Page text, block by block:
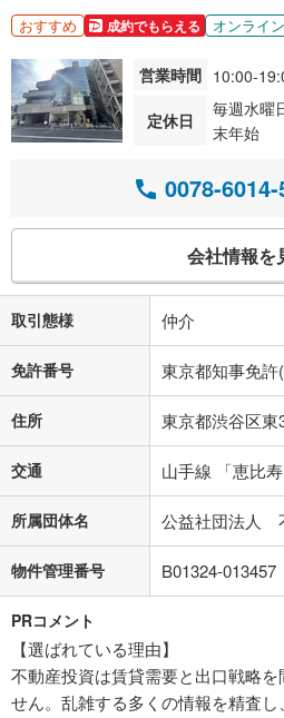
おすすめ 成約でもらえる オンライ
営業時間 10:00-
定休日
毎週水
末年始
0078-6014-
会社情報を
取引態様 仲介
免許番号 東京都知事免許
住所 東京都渋谷区東
交通 山手線 「恵比
所属団体名 公益社団法人
物件管理番号 B01324-013457
PRコメント
【選ばれている理由】
不動産投資は賃貸需要と出口戦略
せん。乱雑する多くの情報を精査